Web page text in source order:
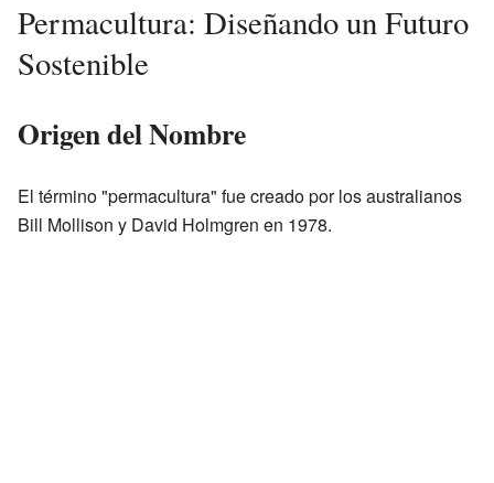
Permacultura: Diseñando un Futuro
Sostenible
Origen del Nombre
El término "permacultura" fue creado por los australianos
Bill Mollison y David Holmgren en 1978.